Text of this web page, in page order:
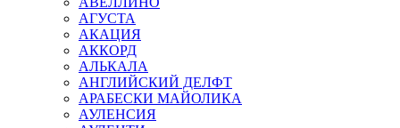
АГУСТА
АКАЦИЯ
АККОРД
АЛЬКАЛА
АНГЛИЙСКИЙ ДЕЛФТ
АРАБЕСКИ МАЙОЛИКА
АУЛЕНСИЯ